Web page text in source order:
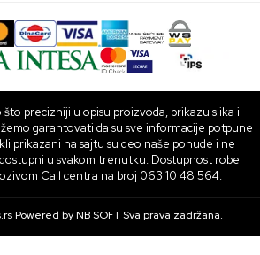
što precizniji u opisu proizvoda, prikazu slika i
garantovati da su sve informacije potpune
prikazani na sajtu su deo naše ponude i ne
u svakom trenutku. Dostupnost robe
Call centra na broj 063 10 48 564.
Powered byNB SOFTSva prava zadržana.